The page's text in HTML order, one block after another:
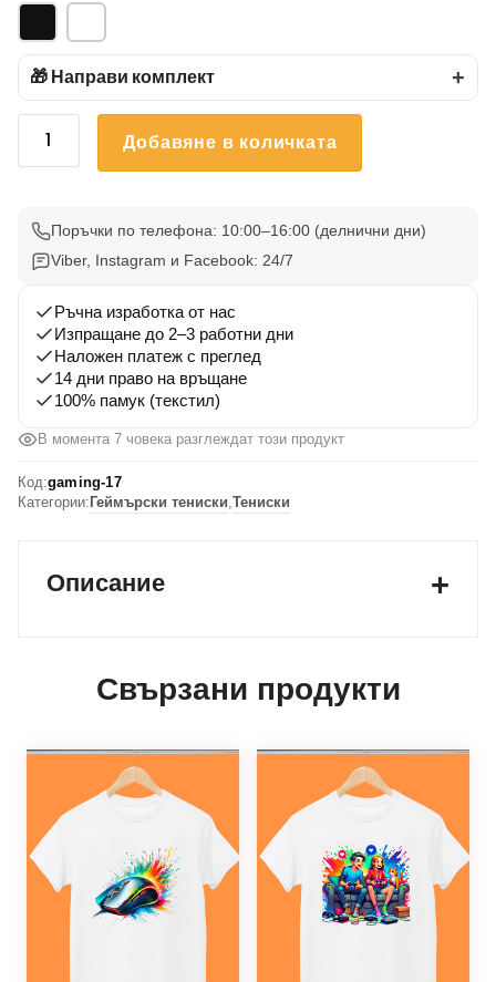
🎁 Направи комплект +
количество
17
Добавяне в количката
Поръчки по телефона: 10:00–16:00 (делнични дни)
Viber, Instagram и Facebook: 24/7
Ръчна изработка от нас
Изпращане до 2–3 работни дни
Наложен платеж с преглед
14 дни право на връщане
100% памук (текстил)
В момента 7 човека разглеждат този продукт
Код:gaming-17
Категории: Геймърски тениски Тениски
Описание
Свързани продукти